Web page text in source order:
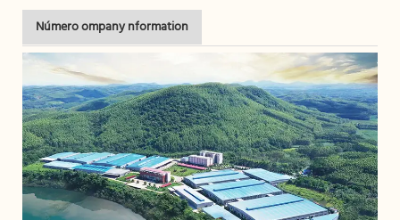
Número ompany nformation